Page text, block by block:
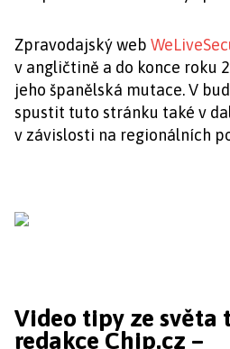
Zpravodajský web
v angličtině a do konce roku
jeho španělská mutace. V
spustit tuto stránku také v
v závislosti na regionálních
Video tipy ze
redakce Chip.cz –